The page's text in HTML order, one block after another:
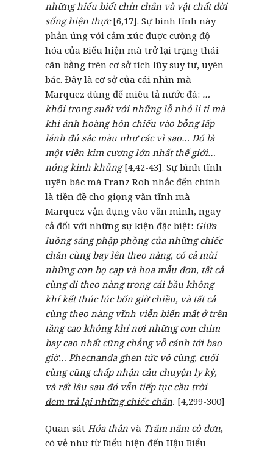
những hiểu biết chín chắn và vật chất đời
sống hiện thực[6,17]. Sự bình tĩnh này
phản ứng với cảm xúc được cường độ
hóa của Biểu hiện mà trở lại trạng thái
cân bằng trên cơ sở tích lũy suy tư, uyên
bác. Đây là cơ sở của cái nhìn mà
Marquez dùng để miêu tả nước đá: …
khối trong suốt với những lỗ nhỏ li ti mà
khi ánh hoàng hôn chiếu vào bỗng lấp
lánh đủ sắc màu như các vì sao… Đó là
một viên kim cương lớn nhất thế giới…
nóng kinh khủng[4,42-43]. Sự bình tĩnh
uyên bác mà Franz Roh nhắc đến chính
là tiền đề cho giọng văn tĩnh mà
Marquez vận dụng vào văn mình, ngay
cả đối với những sự kiện đặc biệt: Giữa
luồng sáng phập phồng của những chiếc
chăn cùng bay lên theo nàng, có cả mùi
những con bọ cạp và hoa mẫu đơn, tất cả
cùng đi theo nàng trong cái bầu không
khí kết thúc lúc bốn giờ chiều, và tất cả
cùng theo nàng vĩnh viễn biến mất ở trên
tầng cao không khí nơi những con chim
bay cao nhất cũng chẳng vỗ cánh tới bao
giờ… Phecnanđa ghen tức vô cùng, cuối
cùng cũng chấp nhận câu chuyện ly kỳ,
và rất lâu sau đó vẫn tiếp tục cầu trời
đem trả lại những chiếc chăn. [4,299-300]
Quan sát Hóa thân và Trăm năm cô đơn,
có vẻ như từ Biểu hiện đến Hậu Biểu